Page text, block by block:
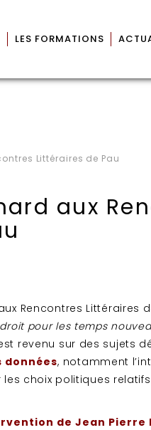
LES FORMATIONS
Littéraires de Pau
aux
Rencontres Littéraires
pour les temps
revenu sur des sujets
données, notamment
les choix politiques
de Jean Pierre